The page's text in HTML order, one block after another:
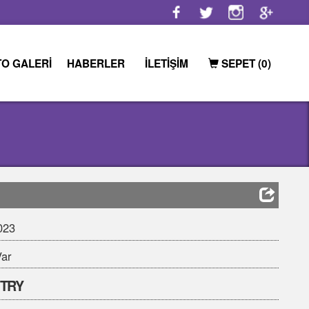
HABERLER İLETİŞİM SEPET(0)
50 ML, 100 ML